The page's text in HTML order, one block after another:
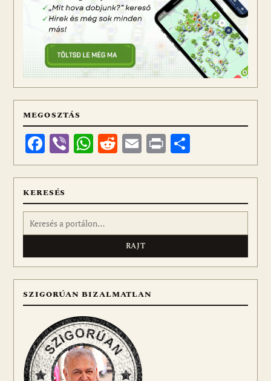
MEGOSZTÁS
Facebook
ViberWhatsApp
Reddit
Email
Print
meg
KERESÉS
Keresés:
SZIGORÚAN BIZALMATLAN